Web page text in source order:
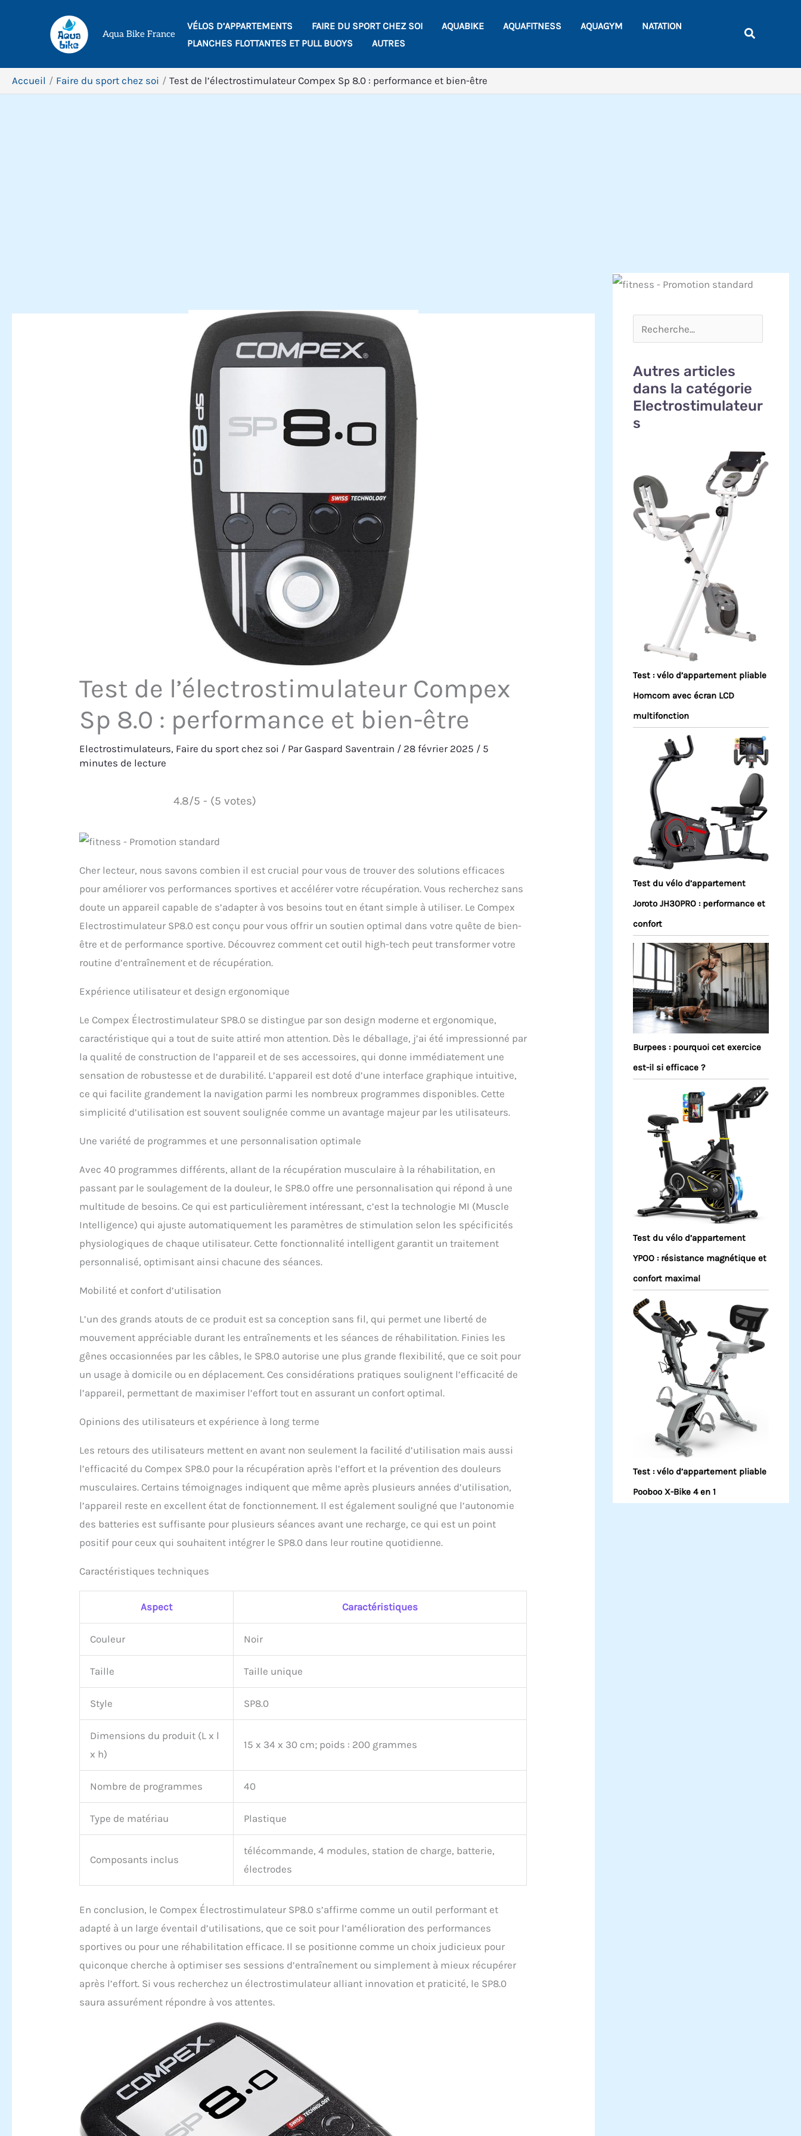
Aqua Bike France
VÉLOS D’APPARTEMENTS FAIRE DU SPORT CHEZ SOI AQUABIKE AQUAFITNESS AQUAGYM
NATATION
PLANCHES FLOTTANTES ET PULL BUOYS
AUTRES
Accueil Faire du sport chez soi Test de l’électrostimulateur Compex Sp 8.0 : performance et bien-être
Test de l’électrostimulateur Compex
Sp 8.0 : performance et bien-être
Electrostimulateurs, Faire du sport chez soi / ParGaspard Saventrain / 28 février 2025 / 5
minutes de lecture
4.8/5 - (5 votes)
Cher lecteur, nous savons combien il est crucial pour vous de trouver des solutions efficaces
pour améliorer vos performances sportives et accélérer votre récupération. Vous recherchez sans
doute un appareil capable de s’adapter à vos besoins tout en étant simple à utiliser. Le Compex
Electrostimulateur SP8.0 est conçu pour vous offrir un soutien optimal dans votre quête de bien-
être et de performance sportive. Découvrez comment cet outil high-tech peut transformer votre
routine d’entraînement et de récupération.
Expérience utilisateur et design ergonomique
Le Compex Électrostimulateur SP8.0 se distingue par son design moderne et ergonomique,
caractéristique qui a tout de suite attiré mon attention. Dès le déballage, j’ai été impressionné par
la qualité de construction de l’appareil et de ses accessoires, qui donne immédiatement une
sensation de robustesse et de durabilité. L’appareil est doté d’une interface graphique intuitive,
ce qui facilite grandement la navigation parmi les nombreux programmes disponibles. Cette
simplicité d’utilisation est souvent soulignée comme un avantage majeur par les utilisateurs.
Une variété de programmes et une personnalisation optimale
Avec 40 programmes différents, allant de la récupération musculaire à la réhabilitation, en
passant par le soulagement de la douleur, le SP8.0 offre une personnalisation qui répond à une
multitude de besoins. Ce qui est particulièrement intéressant, c’est la technologie MI (Muscle
Intelligence) qui ajuste automatiquement les paramètres de stimulation selon les spécificités
physiologiques de chaque utilisateur. Cette fonctionnalité intelligent garantit un traitement
personnalisé, optimisant ainsi chacune des séances.
Mobilité et confort d’utilisation
L’un des grands atouts de ce produit est sa conception sans fil, qui permet une liberté de
mouvement appréciable durant les entraînements et les séances de réhabilitation. Finies les
gênes occasionnées par les câbles, le SP8.0 autorise une plus grande flexibilité, que ce soit pour
un usage à domicile ou en déplacement. Ces considérations pratiques soulignent l’efficacité de
l’appareil, permettant de maximiser l’effort tout en assurant un confort optimal.
Opinions des utilisateurs et expérience à long terme
Les retours des utilisateurs mettent en avant non seulement la facilité d’utilisation mais aussi
l’efficacité du Compex SP8.0 pour la récupération après l’effort et la prévention des douleurs
musculaires. Certains témoignages indiquent que même après plusieurs années d’utilisation,
l’appareil reste en excellent état de fonctionnement. Il est également souligné que l’autonomie
des batteries est suffisante pour plusieurs séances avant une recharge, ce qui est un point
positif pour ceux qui souhaitent intégrer le SP8.0 dans leur routine quotidienne.
Caractéristiques techniques
Aspect Caractéristiques
Couleur Noir
Taille Taille unique
Style SP8.0
Dimensions du produit (L x l
x h)
15 x 34 x 30 cm; poids : 200 grammes
Nombre de programmes 40
Type de matériau Plastique
Composants inclus
télécommande, 4 modules, station de charge, batterie,
électrodes
En conclusion, le Compex Électrostimulateur SP8.0 s’affirme comme un outil performant et
adapté à un large éventail d’utilisations, que ce soit pour l’amélioration des performances
sportives ou pour une réhabilitation efficace. Il se positionne comme un choix judicieux pour
quiconque cherche à optimiser ses sessions d’entraînement ou simplement à mieux récupérer
après l’effort. Si vous recherchez un électrostimulateur alliant innovation et praticité, le SP8.0
saura assurément répondre à vos attentes.
Autres articles
dans la catégorie
Electrostimulateur
s
Test : vélo d’appartement pliable
Homcom avec écran LCD
multifonction
Test du vélo d’appartement
Joroto JH30PRO : performance et
confort
Burpees : pourquoi cet exercice
est-il si efficace ?
Test du vélo d’appartement
YPOO : résistance magnétique et
confort maximal
Test : vélo d’appartement pliable
Pooboo X-Bike 4 en 1